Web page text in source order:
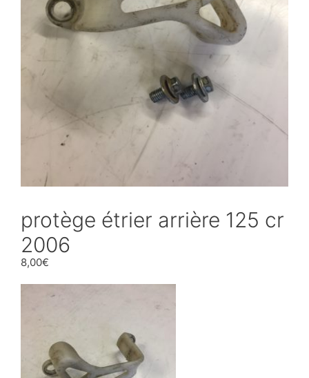
protège étrier arrière 125 cr
2006
8,00€